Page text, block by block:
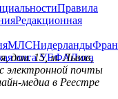
Правила
Редакционная
МЛСНидерланды
лига УЕФАЛига
дом. 15, м. Львов,
электронной почты
медиа в Реестре